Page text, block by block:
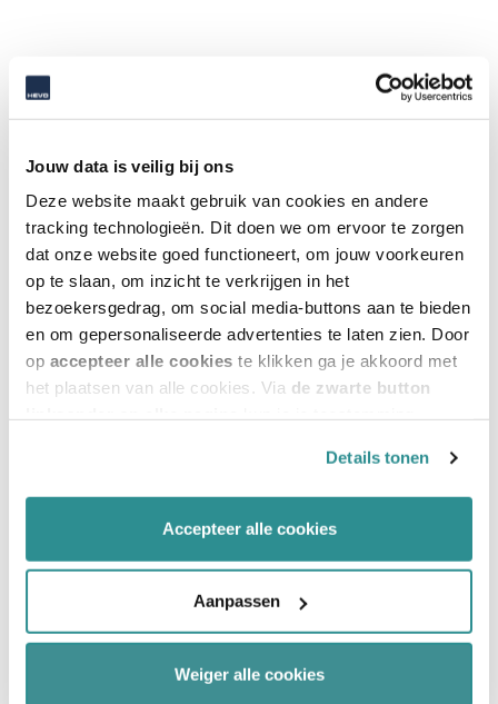
Jouw data is veilig bij ons
Deze website maakt gebruik van cookies en andere
tracking technologieën. Dit doen we om ervoor te zorgen
dat onze website goed functioneert, om jouw voorkeuren
op te slaan, om inzicht te verkrijgen in het
bezoekersgedrag, om social media-buttons aan te bieden
en om gepersonaliseerde advertenties te laten zien. Door
op accepteer alle cookies te klikken ga je akkoord met
het plaatsen van alle cookies. Via de zwarte button
afhankelijke cookies beheren en/of wijzigen. Lees ook
onscookiestatementvoor meer informatie.
Details tonen
Accepteer alle cookies
Aanpassen
Weiger alle cookies
Experts betrokken bij dit
project
Iris van de Craats
Adviseur
Martijn van Gemert
Adviseur Expertisecentrum